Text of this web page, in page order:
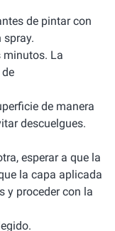
de pintar con
spray.
minutos. La
de manera
descuelgues.
esperar a que la
la capa aplicada
y proceder con la